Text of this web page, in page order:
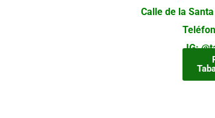
Calle de la
IG: